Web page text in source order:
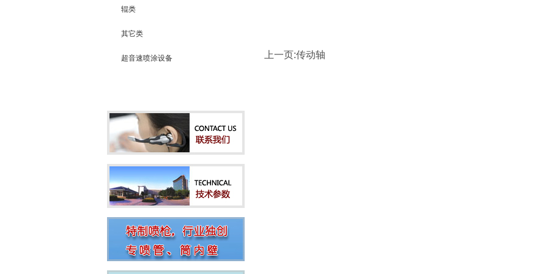
辊类
其它类
超音速喷涂设备 上一页:传动轴